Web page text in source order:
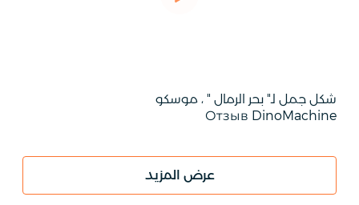
شكل جمل لـ" بحر الرمال " ، موسكو
Отзыв DinoMachine
عرض المزيد